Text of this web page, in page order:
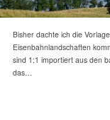
Bisher dachte ich die
Eisenbahnlandschaften
sind 1:1 importiert aus den
das…